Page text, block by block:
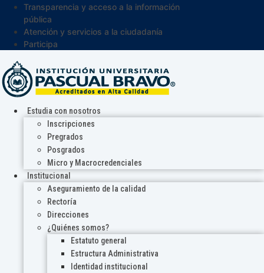
Transparencia y acceso a la información
pública
Atención y servicios a la ciudadanía
Participa
Estudia con nosotros
Inscripciones
Pregrados
Posgrados
Micro y Macrocredenciales
Institucional
Aseguramiento de la calidad
Rectoría
Direcciones
¿Quiénes somos?
Estatuto general
Estructura Administrativa
Identidad institucional